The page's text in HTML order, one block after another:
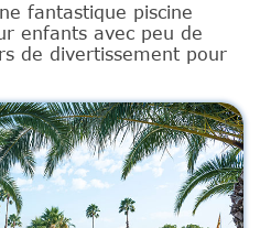
fantastique piscine
enfants avec peu de
de divertissement pour